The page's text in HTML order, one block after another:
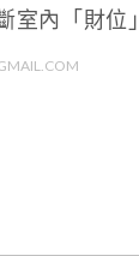
室內「財位